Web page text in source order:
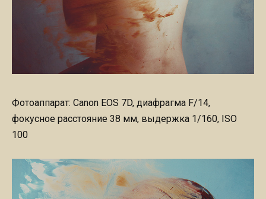
Фотоаппарат: Canon EOS 7D, диафрагма F/14,
фокусное расстояние 38 мм, выдержка 1/160, ISO
100